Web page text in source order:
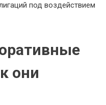
под воздействием
они